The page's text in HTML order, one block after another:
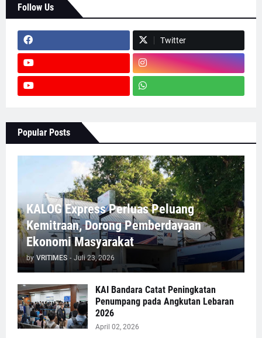
Follow Us
Twitter
Popular Posts
KALOG Express Perluas Peluang
Kemitraan, Dorong Pemberdayaan
Ekonomi Masyarakat
by VRITIMES - Juli 23, 2026
KAI Bandara Catat Peningkatan
Penumpang pada Angkutan Lebaran
2026
April 02, 2026